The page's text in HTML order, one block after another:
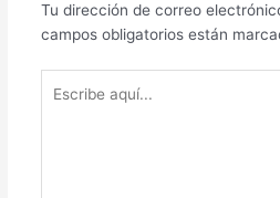
Tu dirección de correo
campos obligatorios están
aquí...